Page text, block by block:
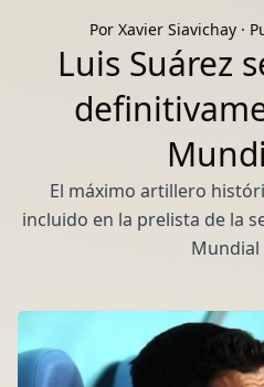
Por Xavier Siavichay·
Luis Suárez
El máximo artillero
incluido en la prelista de la
Mundial